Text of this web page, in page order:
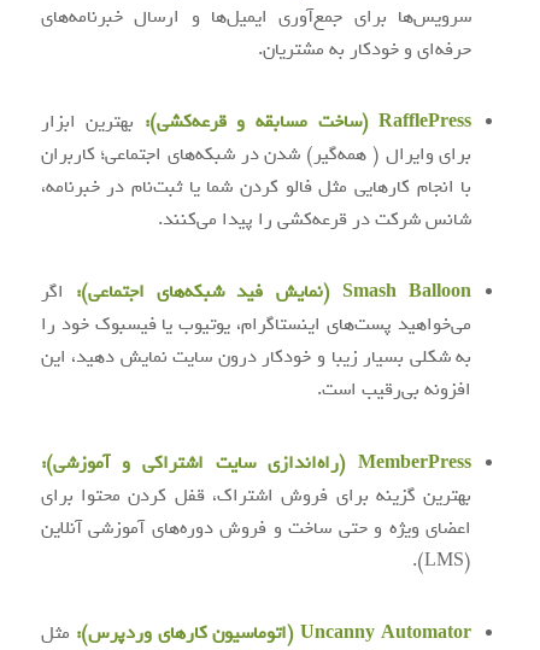
سرویس‌ها برای جمع‌آوری ایمیل‌ها و ارسال خبرنامه‌های
حرفه‌ای و خودکار به مشتریان.
RafflePress (ساخت مسابقه و قرعه‌کشی):
بهترین ابزار
برای وایرال ( همه‌گیر) شدن در شبکه‌های اجتماعی؛ کاربران
با انجام کارهایی مثل فالو کردن شما یا ثبت‌نام در خبرنامه،
شانس شرکت در قرعه‌کشی را پیدا می‌کنند.
Smash Balloon (نمایش فید شبکه‌های اجتماعی):
اگر
می‌خواهید پست‌های اینستاگرام، یوتیوب یا فیسبوک خود را
به شکلی بسیار زیبا و خودکار درون سایت نمایش دهید، این
افزونه بی‌رقیب است.
MemberPress (راه‌اندازی سایت اشتراکی و آموزشی):
بهترین گزینه برای فروش اشتراک، قفل کردن محتوا برای
اعضای ویژه و حتی ساخت و فروش دوره‌های آموزشی آنلاین
(LMS).
Uncanny Automator (اتوماسیون کارهای وردپرس):
مثل